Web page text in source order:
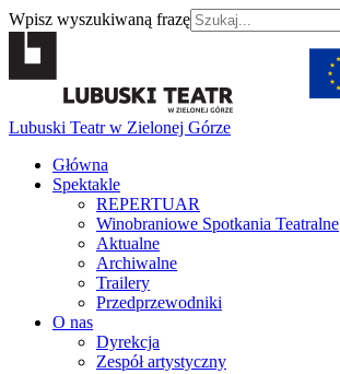
Wpisz wyszukiwaną frazę
Lubuski Teatr w Zielonej Górze
Główna
Spektakle
REPERTUAR
Winobraniowe Spotkania Teatralne
Aktualne
Archiwalne
Trailery
Przedprzewodniki
O nas
Dyrekcja
Zespół artystyczny